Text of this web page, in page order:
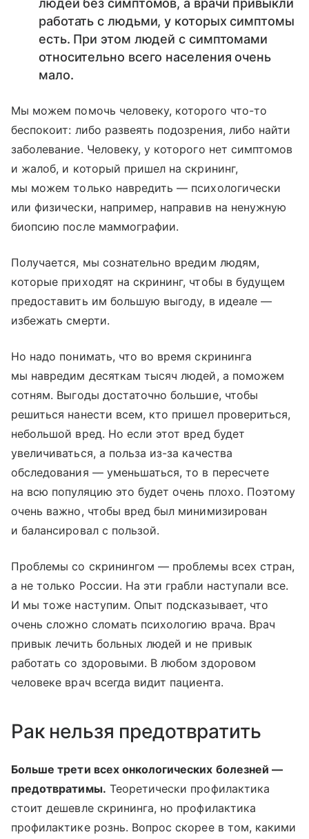
людей без симптомов, а врачи привыкли
работать с людьми, у которых симптомы
есть. При этом людей с симптомами
относительно всего населения очень
мало.
Мы можем помочь человеку, которого что-то
беспокоит: либо развеять подозрения, либо найти
заболевание. Человеку, у которого нет симптомов
и жалоб, и который пришел на скрининг,
мы можем только навредить — психологически
или физически, например, направив на ненужную
биопсию после маммографии.
Получается, мы сознательно вредим людям,
которые приходят на скрининг, чтобы в будущем
предоставить им большую выгоду, в идеале —
избежать смерти.
Но надо понимать, что во время скрининга
мы навредим десяткам тысяч людей, а поможем
сотням. Выгоды достаточно большие, чтобы
решиться нанести всем, кто пришел провериться,
небольшой вред. Но если этот вред будет
увеличиваться, а польза из-за качества
обследования — уменьшаться, то в пересчете
на всю популяцию это будет очень плохо. Поэтому
очень важно, чтобы вред был минимизирован
и балансировал с пользой.
Проблемы со скринингом — проблемы всех стран,
а не только России. На эти грабли наступали все.
И мы тоже наступим. Опыт подсказывает, что
очень сложно сломать психологию врача. Врач
привык лечить больных людей и не привык
работать со здоровыми. В любом здоровом
человеке врач всегда видит пациента.
Рак нельзя предотвратить
Больше трети всех онкологических болезней —
предотвратимы. Теоретически профилактика
стоит дешевле скрининга, но профилактика
профилактике рознь. Вопрос скорее в том, какими